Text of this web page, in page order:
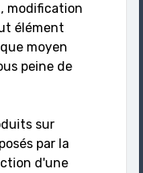
modification
élément
moyen
peine de
sur
par la
d'une